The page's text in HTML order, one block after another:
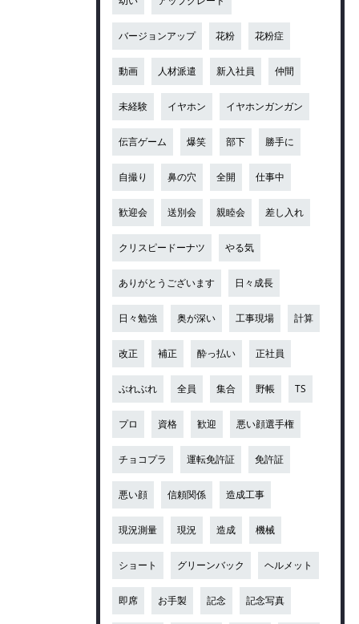
バージョンアップ 花粉 花粉症
動画 人材派遣 新入社員 仲間
未経験 イヤホン イヤホンガンガン
伝言ゲーム 爆笑 部下 勝手に
自撮り 鼻の穴 全開 仕事中
歓迎会 送別会 親睦会 差し入れ
クリスピードーナツ やる気
ありがとうございます 日々成長
日々勉強 奥が深い 工事現場 計算
改正 補正 酔っ払い 正社員
ぶれぶれ 全員 集合 野帳 TS
プロ 資格 歓迎 悪い顔選手権
チョコプラ 運転免許証 免許証
悪い顔 信頼関係 造成工事
現況測量 現況 造成 機械
ショート グリーンバック ヘルメット
即席 お手製 記念 記念写真